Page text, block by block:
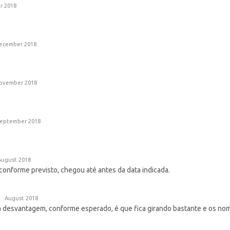
2018
2018
2018
2018
2018
previsto, chegou até antes da data indicada.
August 2018
desvantagem, conforme esperado, é que fica girando bastante e os